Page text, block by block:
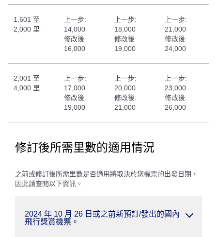
1,601 至
2,000 里
上一步:
14,000
修改後:
16,000
上一步:
18,000
修改後:
19,000
上一步:
21,000
修改後:
24,000
2,001 至
4,000 里
上一步:
17,000
修改後:
19,000
上一步:
20,000
修改後:
21,000
上一步:
23,000
修改後:
26,000
修訂後所需里數的適用情況
之前或修訂後所需里數是否適用將取決於您機票的出發日期，
因此請查閱以下資訊。
2024 年 10 月 26 日或之前新預訂/發出的國內
飛行獎賞機票。